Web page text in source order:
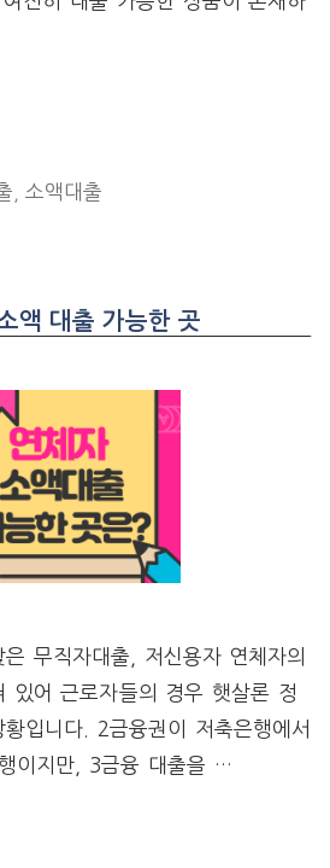
소액대출
액 대출 가능한 곳
무직자대출, 저신용자 연체자의
있어 근로자들의 경우 햇살론 정
입니다. ​2금융권이 저축은행에서
이지만, 3금융 대출을 …